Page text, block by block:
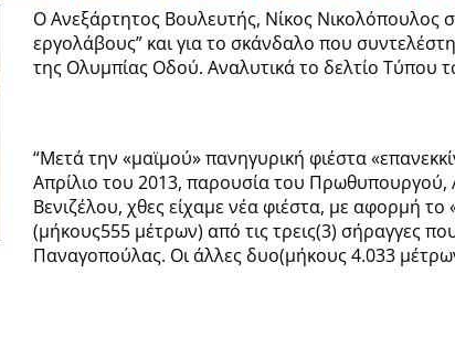
Ο Ανεξάρτητος Βουλευτής, Νίκος Νικολόπουλος
εργολάβους” και για το σκάνδαλο που
της Ολυμπίας Οδού. Αναλυτικά το δελτίο Τύπου
“Μετά την «μαϊμού» πανηγυρική φιέστα
Απρίλιο του 2013, παρουσία του
Βενιζέλου, χθες είχαμε νέα φιέστα, με αφορμή
(μήκους555 μέτρων) από τις τρεις(3) σήραγγες
Παναγοπούλας. Οι άλλες δυο(μήκους 4.033